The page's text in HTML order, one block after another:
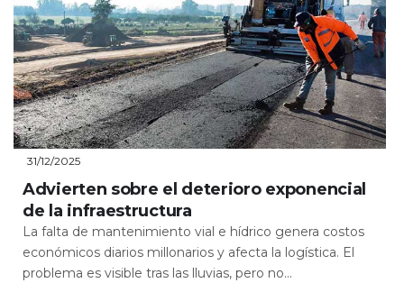
31/12/2025
Advierten sobre el deterioro exponencial
de la infraestructura
La falta de mantenimiento vial e hídrico genera costos
económicos diarios millonarios y afecta la logística. El
problema es visible tras las lluvias, pero no...